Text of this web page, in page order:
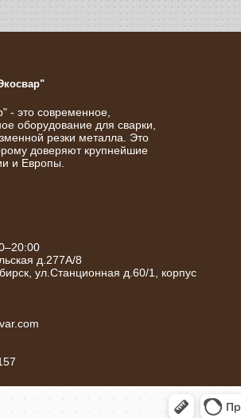
- это современное,
оборудование для сварки,
резки металла. Это
доверяют крупнейшие
и Европы.
д.277А/8
ул.Станционная д.60/1, корпус